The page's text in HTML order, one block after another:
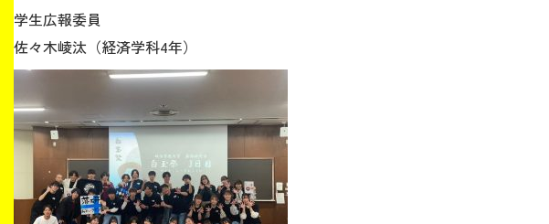
MGグッズ オンラインショップ
（外部サイト）
学生広報委員
佐々木崚汰（経済学科4年）